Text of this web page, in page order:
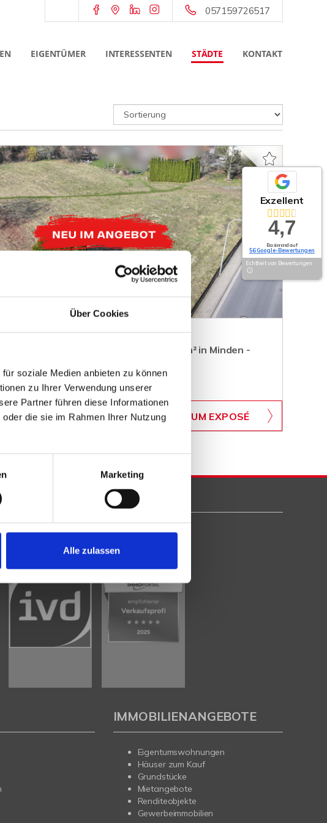
Über Cookies
soziale Medien anbieten zu können
zu Ihrer Verwendung unserer
Partner führen diese Informationen
die sie im Rahmen Ihrer Nutzung
Marketing
Alle zulassen
057159726517
EIGENTÜMER INTERESSENTEN STÄDTE KONTAKT
Baugrundstück mit über 3.000 m² in Minden -
OBJEKTNUMMER
ZUM EXPOSÉ
Exzellent
4,7
Basierend auf
56 Google-Bewertungen
Echtheit von Bewertungen
IMMOBILIENANGEBOTE
Eigentumswohnungen
Häuser zum Kauf
Grundstücke
Mietangebote
Renditeobjekte
Gewerbeimmobilien